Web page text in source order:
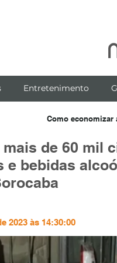
Entretenimento
Como economizar
de 60 mil
e bebidas
2023 às 14:30:00